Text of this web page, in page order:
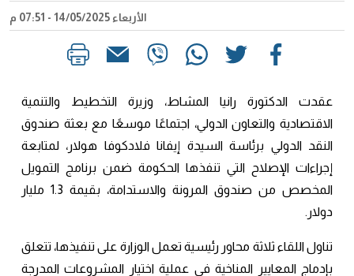
الأربعاء 14/05/2025 - 07:51 م
عقدت الدكتورة رانيا المشاط، وزيرة التخطيط والتنمية
الاقتصادية والتعاون الدولي، اجتماعًا موسعًا مع بعثة صندوق
النقد الدولي برئاسة السيدة إيفانا فلادكوفا هولار، لمتابعة
إجراءات الإصلاح التي تنفذها الحكومة ضمن برنامج التمويل
المخصص من صندوق المرونة والاستدامة، بقيمة 1.3 مليار
دولار.
تناول اللقاء ثلاثة محاور رئيسية تعمل الوزارة على تنفيذها، تتعلق
بإدماج المعايير المناخية في عملية اختيار المشروعات المدرجة